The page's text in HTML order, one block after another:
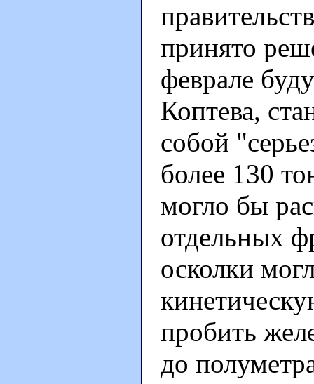
принято
феврале
Коптева,
собой
более 130
могло бы
отдельных
осколки
пробить
до